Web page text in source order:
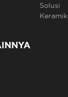
Solusi
Keramik